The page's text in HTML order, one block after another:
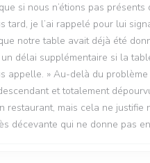
si nous n’étions pas
tard, je l’ai rappelé pour lui
notre table avait déjà été
délai supplémentaire si la
appelle. » Au-delà du
et totalement
restaurant, mais cela ne
décevante qui ne donne pas